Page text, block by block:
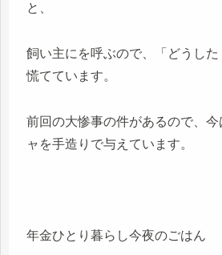
と、
飼い主にを呼ぶので、「どうした
慌てています。
前回の大惨事の件があるので、
ャを手造りで与えています。
年金ひとり暮らし今夜のごはん